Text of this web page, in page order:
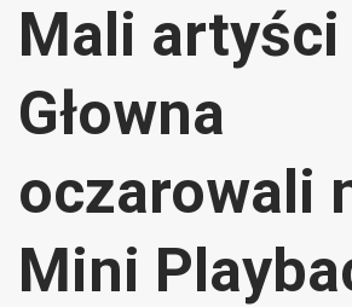
Mali artyści
Głowna
oczarowali
Mini